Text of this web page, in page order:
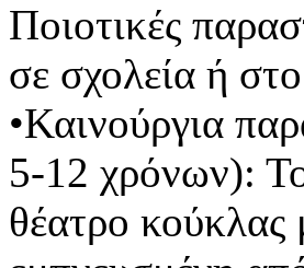
Ποιοτικές
σε σχολεία ή
•Καινούργια
5-12 χρόνων):
θέατρο κούκλας